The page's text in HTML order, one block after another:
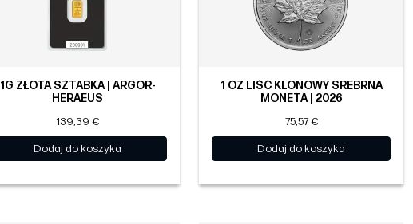
1G ZŁOTA SZTABKA | ARGOR-
HERAEUS
139,39 €
Dodaj do koszyka
1 OZ LIŚĆ KLONOWY SREBRNA
MONETA | 2026
75,57 €
Dodaj do koszyka